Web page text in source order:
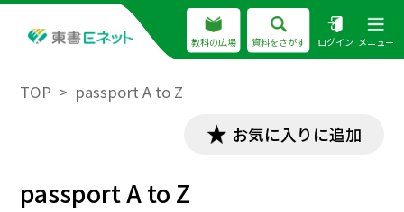
教科の広場 資料をさがす ログイン メニュー
TOP passport A to Z
お気に入りに追加
passport A to Z